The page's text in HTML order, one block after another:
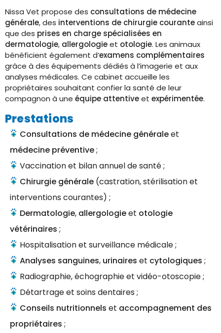
Nissa Vet propose des consultations de médecine
générale, des interventions de chirurgie couranteainsi
que des prises en charge spécialisées en
dermatologie, allergologieet otologie. Les animaux
bénéficient également d’examens complémentaires
grâce à des équipements dédiés à l’imagerie et aux
analyses médicales. Ce cabinet accueille les
propriétaires souhaitant confier la santé de leur
compagnon à une équipe attentiveet expérimentée.
Prestations
Consultations de médecine généraleet
médecine préventive;
Vaccination et bilan annuel de santé ;
Chirurgie générale (castration, stérilisation et
interventions courantes) ;
Dermatologie, allergologieet otologie
vétérinaires ;
Hospitalisation et surveillance médicale ;
Analyses sanguines, urinaires et cytologiques ;
Radiographie, échographie et vidéo-otoscopie ;
Détartrage et soins dentaires ;
Conseils nutritionnels et accompagnement des
propriétaires ;